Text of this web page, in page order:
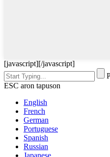
[javascript][/javascript]
ESC aron tapuson
English
French
German
Portuguese
Spanish
Russian
Japanese